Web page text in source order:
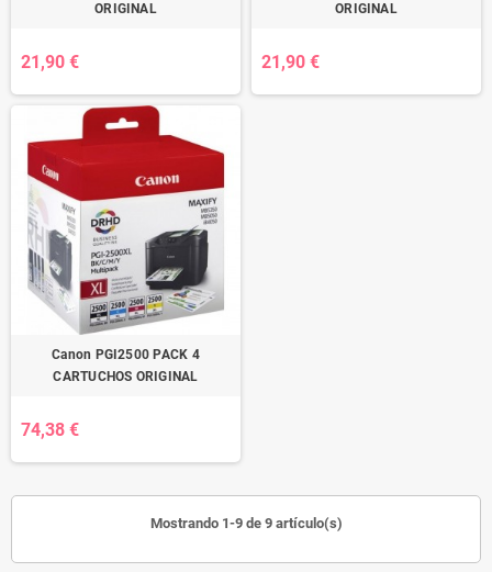
ORIGINAL
21,90 €
ORIGINAL
21,90 €
Canon PGI2500 PACK 4
CARTUCHOS ORIGINAL
74,38 €
Mostrando 1-9 de 9 artículo(s)